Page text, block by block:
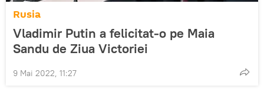
Rusia
Vladimir Putin a felicitat-o pe Maia
Sandu de Ziua Victoriei
9 Mai 2022, 11:27